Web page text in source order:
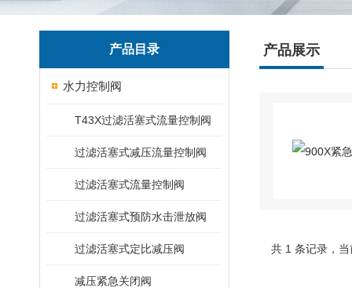
产品目录
水力控制阀
T43X过滤活塞式流量控制阀
过滤活塞式减压流量控制阀
过滤活塞式流量控制阀
过滤活塞式预防水击泄放阀
过滤活塞式定比减压阀
减压紧急关闭阀
产品展示
共 1 条记录，